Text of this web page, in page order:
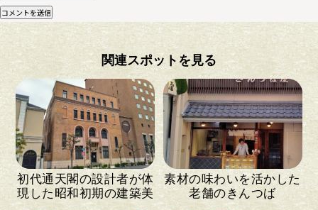
関連スポットを見る
初代通天閣の設計者が体
現した昭和初期の建築美
素材の味わいを活かした
老舗のきんつば